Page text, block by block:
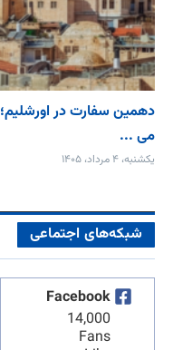
دهمین سفارت در اورشلیم؛
می‌ ...
یکشنبه، ۴ مرداد، ۱۴۰۵
شبکه‌های اجتماعی
Facebook
14,000
Fans